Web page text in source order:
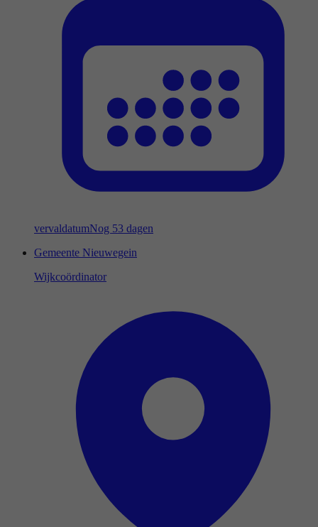
vervaldatumNog 53 dagen
Gemeente Nieuwegein
Wijkcoördinator